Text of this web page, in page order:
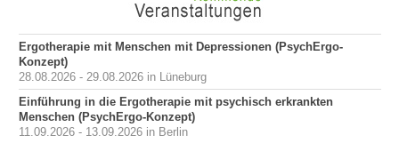
Ergotherapie mit Menschen mit Depressionen (PsychErgo-
Konzept)
28.08.2026 - 29.08.2026 in Lüneburg
Einführung in die Ergotherapie mit psychisch erkrankten
Menschen (PsychErgo-Konzept)
11.09.2026 - 13.09.2026 in Berlin